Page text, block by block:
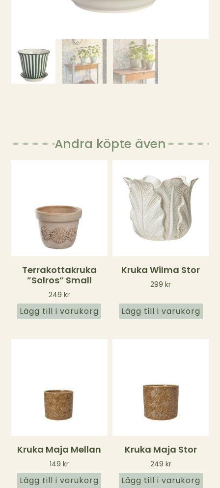
Andra köpte även
Terrakottakruka
”Solros” Small
249kr
Lägg till i varukorg
Kruka Wilma Stor
299kr
Lägg till i varukorg
Kruka Maja Mellan
149kr
Lägg till i varukorg
Kruka Maja Stor
249 kr
Lägg till i varukorg